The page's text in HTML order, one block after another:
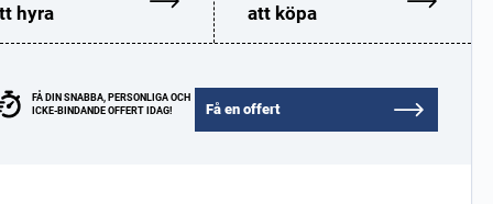
hyra
att köpa
Få en offert
FÅ DIN SNABBA, PERSONLIGA OCH
ICKE-BINDANDE OFFERT IDAG!